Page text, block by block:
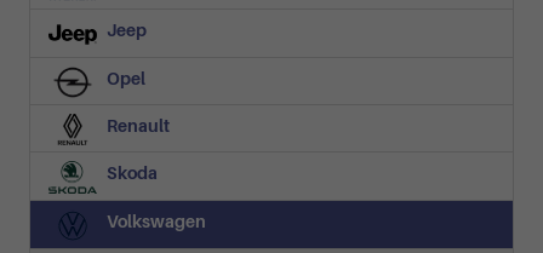
Jeep
Opel
Renault
Skoda
Volkswagen